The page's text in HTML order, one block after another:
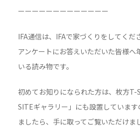
ーーーーーーーーーーーーー
IFA通信は、IFAで家づくりをしてくだ
アンケートにお答えいただいた皆様へ
いる読み物です。
初めてお知りになられた方は、枚方T-
SITEギャラリー」にも設置していま
ましたら、手に取ってご覧いただけま